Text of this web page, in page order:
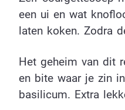
een ui en wat
laten koken. Zodra
Het geheim van dit
en bite waar je zin
basilicum. Extra